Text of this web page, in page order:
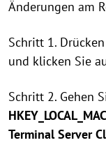
Änderungen am
Schritt 1.
und klicken Sie
Schritt 2. Gehen
Terminal Server